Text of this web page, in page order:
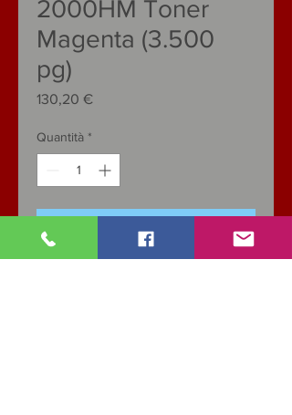
2000HM Toner
Magenta (3.500
pg)
130,20 €Prezzo
Quantità *